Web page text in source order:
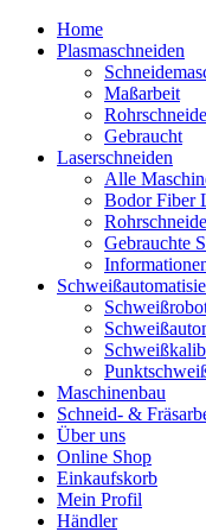
Home
Plasmaschneiden
Maßarbeit
Gebraucht
Laserschneiden
Alle
Bodor Fiber
Gebrauchte
Maschinenbau
Schneid- &
Über uns
Online Shop
Einkaufskorb
Mein Profil
Händler